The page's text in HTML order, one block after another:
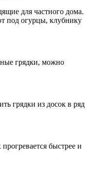
для частного дома.
под огурцы, клубнику
грядки, можно
грядки из досок в ряд
быстрее и